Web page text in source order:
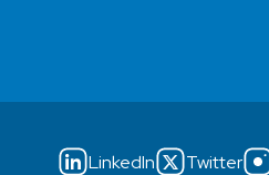
LinkedIn Twitter